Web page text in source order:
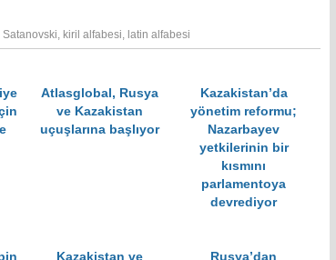
, kiril alfabesi, latin alfabesi
Atlasglobal, Rusya
ve Kazakistan
uçuşlarına başlıyor
Kazakistan’da
yönetim reformu;
Nazarbayev
yetkilerinin bir
kısmını
parlamentoya
devrediyor
Kazakistan ve
Rusya’dan